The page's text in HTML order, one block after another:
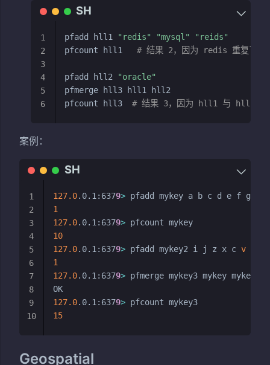
pfadd hll1 "redis" "mysql"
"reids"
pfcount hll1 # 结果 2，因为 redis 重复了
pfadd hll2
"oracle"
pfmerge hll3 hll1 hll2
pfcount hll3 # 结果 3，因为 hll1 与 hll2 合
1
2
3
4
5
6
案例：
127.0.0.1:6379>
1
127.0.0.1:6379>
10
127.0.0.1:6379> pfadd mykey2 i j z x c v
1
127.0.0.1:6379> pfmerge mykey3 mykey mykey2
127.0.0.1:6379>
15
1
2
3
4
5
6
7
8
9
10
Geospatial